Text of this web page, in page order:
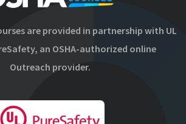
are provided in partnership with UL
an OSHA-authorized online
Outreach provider.